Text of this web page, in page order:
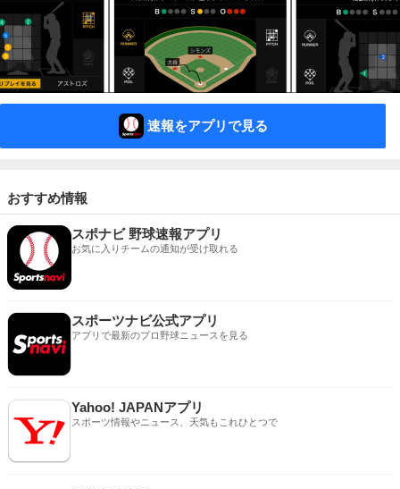
速報をアプリで見る
おすすめ情報
スポナビ 野球速報アプリ
お気に入りチームの通知が受け取れる
スポーツナビ公式アプリ
アプリで最新のプロ野球ニュースを見る
Yahoo! JAPANアプリ
スポーツ情報やニュース、天気もこれひとつで